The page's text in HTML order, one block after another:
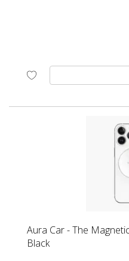
Aura Car - The
Black